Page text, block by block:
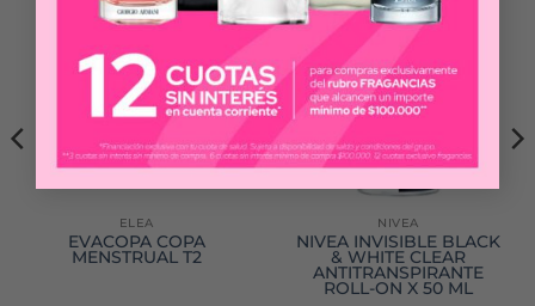
ELEA
EVACOPA COPA
MENSTRUAL T2
NIVEA
NIVEA INVISIBLE BLACK
& WHITE CLEAR
ANTITRANSPIRANTE
ROLL-ON X 50 ML